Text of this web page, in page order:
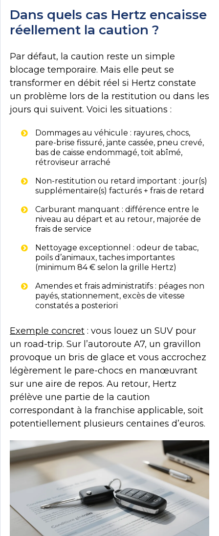
Dans quels cas Hertz encaisse
réellement la caution ?
Par défaut, la caution reste un simple
blocage temporaire. Mais elle peut se
transformer en débit réel si Hertz constate
un problème lors de la restitution ou dans les
jours qui suivent. Voici les situations :
Dommages au véhicule : rayures, chocs,
pare-brise fissuré, jante cassée, pneu crevé,
bas de caisse endommagé, toit abîmé,
rétroviseur arraché
Non-restitution ou retard important : jour(s)
supplémentaire(s) facturés + frais de retard
Carburant manquant : différence entre le
niveau au départ et au retour, majorée de
frais de service
Nettoyage exceptionnel : odeur de tabac,
poils d’animaux, taches importantes
(minimum 84 € selon la grille Hertz)
Amendes et frais administratifs : péages non
payés, stationnement, excès de vitesse
constatés a posteriori
Exemple concret : vous louez un SUV pour
un road-trip. Sur l’autoroute A7, un gravillon
provoque un bris de glace et vous accrochez
légèrement le pare-chocs en manœuvrant
sur une aire de repos. Au retour, Hertz
prélève une partie de la caution
correspondant à la franchise applicable, soit
potentiellement plusieurs centaines d’euros.